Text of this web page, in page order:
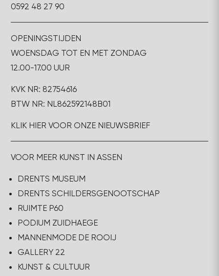
0592 48 27 90
OPENINGSTIJDEN
WOENSDAG TOT EN MET ZONDAG
12.00-17.00 UUR
KVK NR: 82754616
BTW NR: NL862592148B01
KLIK HIER VOOR ONZE NIEUWSBRIEF
VOOR MEER KUNST IN ASSEN
DRENTS MUSEUM
DRENTS SCHILDERSGENOOTSCHAP
RUIMTE P60
PODIUM ZUIDHAEGE
MANNENMODE DE ROOIJ
GALLERY 22
KUNST & CULTUUR